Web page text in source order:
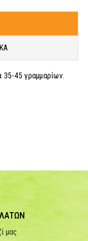
35-45 γραμμαρίων.
μας